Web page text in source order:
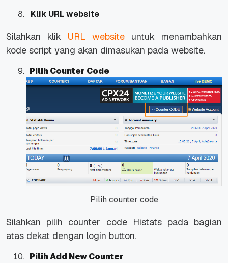
Klik URL website
Silahkan klik URL website untuk menambahkan
kode script yang akan dimasukan pada website.
Pilih Counter Code
Pilih counter code
Silahkan pilih counter code Histats pada bagian
atas dekat dengan login button.
Pilih Add New Counter